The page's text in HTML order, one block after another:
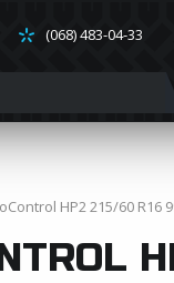
(068) 483-04-33
HP2 215/60 R16